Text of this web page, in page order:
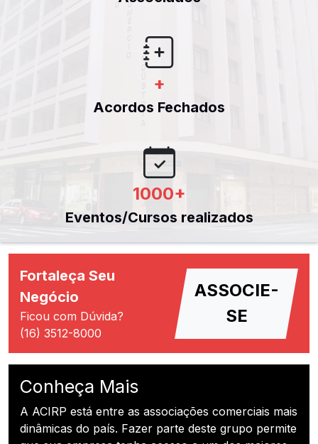
+
Acordos Fechados
1000+
Eventos/Cursos realizados
Fortaleça Seu
Negócio
Ficou com Dúvida?
(16) 3512-8000
ASSOCIE-
SE
Conheça Mais
A ACIRP está entre as associações comerciais mais
dinâmicas do país. Fazer parte deste grupo permite